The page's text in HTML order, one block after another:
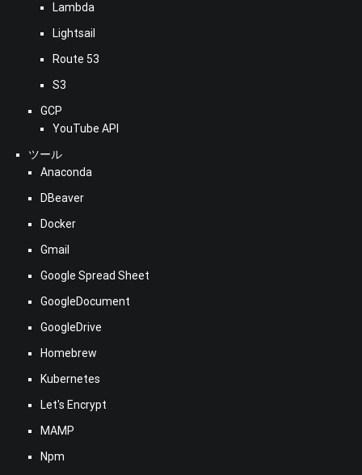
Lambda
Lightsail
Route 53
S3
GCP
YouTube API
ツール
Anaconda
DBeaver
Docker
Gmail
Google Spread Sheet
GoogleDocument
GoogleDrive
Homebrew
Kubernetes
Let's Encrypt
MAMP
Npm